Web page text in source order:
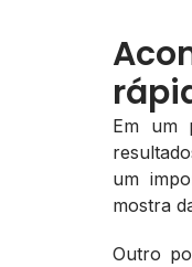
Em um
um
mostra
Outro